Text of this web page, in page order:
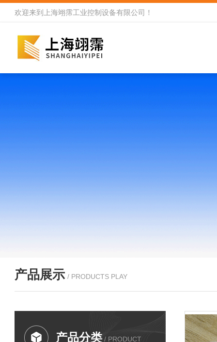
欢迎来到 上海翊霈工业控制设备有限公司 ！
产品展示 / PRODUCTS PLAY
产品分类 / PRODUCT